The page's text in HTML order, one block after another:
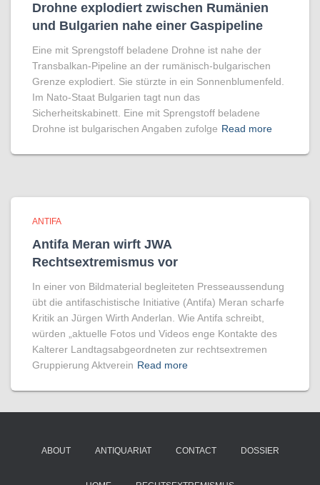
Drohne explodiert zwischen Rumänien
und Bulgarien nahe einer Gaspipeline
Eine mit Sprengstoff beladene Drohne ist nahe der
Transbalkan-Pipeline an der rumänisch-bulgarischen
Grenze explodiert. Sie stürzte in ein Sonnenblumenfeld.
Im Nato-Staat Bulgarien tagt nun das
Sicherheitskabinett. Eine mit Sprengstoff beladene
Drohne ist bulgarischen Angaben zufolge Read more
ANTIFA
Antifa Meran wirft JWA
Rechtsextremismus vor
In einer von Bildmaterial begleiteten Presseaussendung
übt die antifaschistische Initiative (Antifa) Meran scharfe
Kritik an Jürgen Wirth Anderlan. Wie Antifa schreibt,
würden „aktuelle Fotos und Videos enge Kontakte des
Kalterer Landtagsabgeordneten zur rechtsextremen
Gruppierung Aktverein Read more
ABOUT ANTIQUARIAT CONTACT DOSSIER